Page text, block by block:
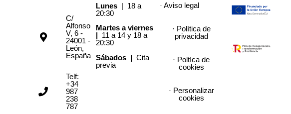
C/
Alfonso
V, 6 -
24001 -
León,
España
Telf:
+34
987
238
787
Lunes | 18 a
20:30
Martes a viernes
| 11 a 14 y 18 a
20:30
Sábados |Cita
previa
· Aviso legal
· Política de
privacidad
· Poltíca de
cookies
· Personalizar
cookies